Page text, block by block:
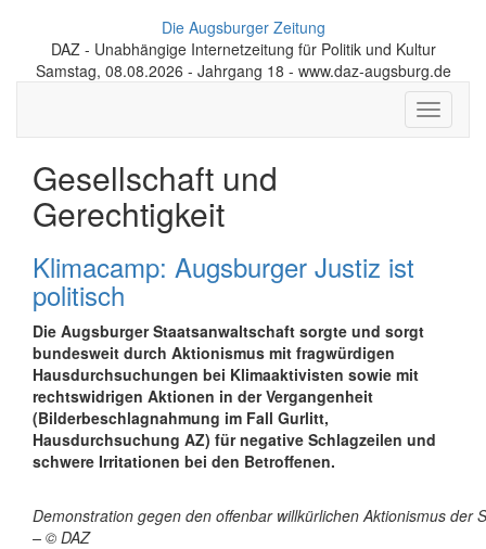
Die Augsburger Zeitung
DAZ - Unabhängige Internetzeitung für Politik und Kultur
Samstag, 08.08.2026 - Jahrgang 18 - www.daz-augsburg.de
Toggle
Gesellschaft und
Gerechtigkeit
Klimacamp: Augsburger Justiz ist
politisch
Die Augsburger Staatsanwaltschaft sorgte und sorgt
bundesweit durch Aktionismus mit fragwürdigen
Hausdurchsuchungen bei Klimaaktivisten sowie mit
rechtswidrigen Aktionen in der Vergangenheit
(Bilderbeschlagnahmung im Fall Gurlitt,
Hausdurchsuchung AZ) für negative Schlagzeilen und
schwere Irritationen bei den Betroffenen.
Demonstration gegen den offenbar willkürlichen Aktionismus der
– © DAZ